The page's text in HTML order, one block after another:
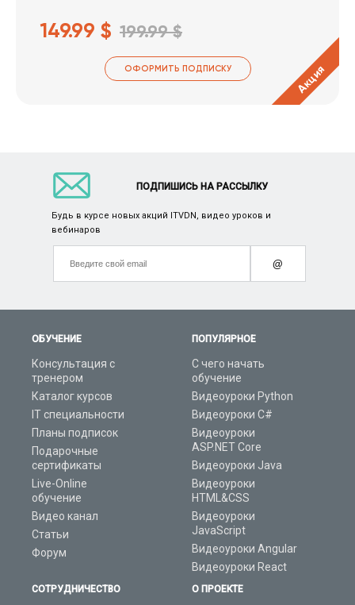
149.99 $ 199.99 $
ОФОРМИТЬ ПОДПИСКУ Акция
ОБУЧЕНИЕ
Консультация с
тренером
Каталог курсов
IT специальности
Планы подписок
Подарочные
сертификаты
Live-Online
обучение
Видео канал
Статьи
Форум
ПОПУЛЯРНОЕ
С чего начать
обучение
Видеоуроки Python
Видеоуроки C#
Видеоуроки
ASP.NET Core
Видеоуроки Java
Видеоуроки
HTML&CSS
Видеоуроки
JavaScript
Видеоуроки Angular
Видеоуроки React
СОТРУДНИЧЕСТВО О ПРОЕКТЕ
ПОДПИШИСЬ НА РАССЫЛКУ
Будь в курсе новых акций ITVDN, видео уроков и
вебинаров
@